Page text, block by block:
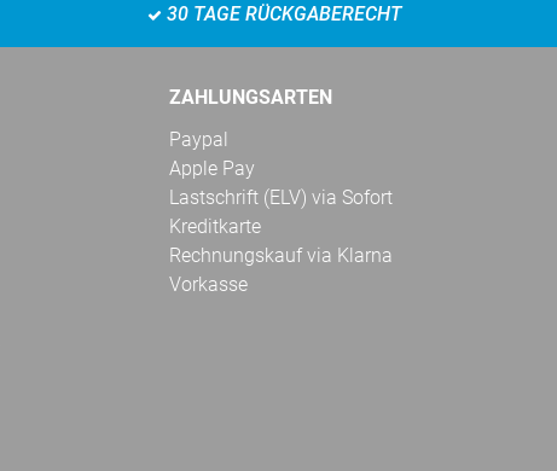
30 TAGE RÜCKGABERECHT
ZAHLUNGSARTEN
Paypal
Apple Pay
Lastschrift (ELV) via Sofort
Kreditkarte
Rechnungskauf via Klarna
Vorkasse